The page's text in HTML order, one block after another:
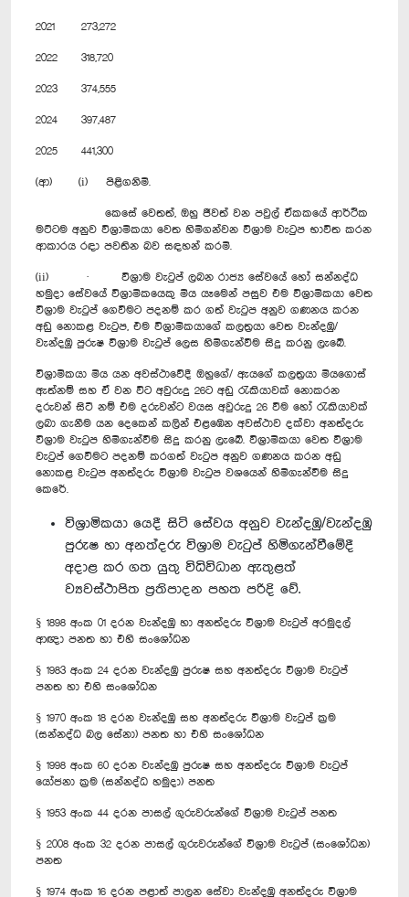
2021 273,272
2022 318,720
2023 374,555
2024 397,487
2025 441,300
(ආ) (i) පිළිගනිමි.
කෙසේ වෙතත්, ඔහු ජීවත් වන පවුල් ඒකකයේ ආර්ථික
මට්ටම අනුව විශ්‍රාමිකයා වෙත හිමිගන්වන විශ්‍රාම වැටුප භාවිත කරන
ආකාරය රඳා පවතින බව සඳහන් කරමි.
(ii) · විශ්‍රාම වැටුප් ලබන රාජ්‍ය සේවයේ හෝ සන්නද්ධ
හමුදා සේවයේ විශ්‍රාමිකයෙකු මිය යෑමෙන් පසුව එම විශ්‍රාමිකයා වෙත
විශ්‍රාම වැටුප් ගෙවීමට පදනම් කර ගත් වැටුප අනුව ගණනය කරන
අඩු නොකළ වැටුප, එම විශ්‍රාමිකයාගේ කලත්‍රයා වෙත වැන්දඹු/
වැන්දඹු පුරුෂ විශ්‍රාම වැටුප් ලෙස හිමිගැන්වීම සිදු කරනු ලැබේ.
විශ්‍රාමිකයා මිය යන අවස්ථාවේදී ඔහුගේ/ ඇයගේ කලත්‍රයා මියගොස්
ඇත්නම් සහ ඒ වන විට අවුරුදු 26ට අඩු රැකියාවක් නොකරන
දරුවන් සිටී නම් එම දරුවන්ට වයස අවුරුදු 26 වීම හෝ රැකියාවක්
ලබා ගැනීම යන දෙකෙන් කලින් එළඹෙන අවස්ථාව දක්වා අනත්දරු
විශ්‍රාම වැටුප හිමිගැන්වීම සිදු කරනු ලැබේ. විශ්‍රාමිකයා වෙත විශ්‍රාම
වැටුප් ගෙවීමට පදනම් කරගත් වැටුප අනුව ගණනය කරන අඩු
නොකළ වැටුප අනත්දරු විශ්‍රාම වැටුප වශයෙන් හිමිගැන්වීම සිදු
කෙරේ.
විශ්‍රාමිකයා යෙදී සිටි සේවය අනුව වැන්දඹු/වැන්දඹු
පුරුෂ හා අනත්දරු විශ්‍රාම වැටුප් හිමිගැන්වීමේදී
අදාළ කර ගත යුතු විධිවිධාන ඇතුළත්
ව්‍යවස්ථාපිත ප්‍රතිපාදන පහත පරිදි වේ.
§ 1898 අංක 01 දරන වැන්දඹු හා අනත්දරු විශ්‍රාම වැටුප් අරමුදල්
ආඥා පනත හා එහි සංශෝධන
§ 1983 අංක 24 දරන වැන්දඹු පුරුෂ සහ අනත්දරු විශ්‍රාම වැටුප්
පනත හා එහි සංශෝධන
§ 1970 අංක 18 දරන වැන්දඹු සහ අනත්දරු විශ්‍රාම වැටුප් ක්‍රම
(සන්නද්ධ බල සේනා) පනත හා එහි සංශෝධන
§ 1998 අංක 60 දරන වැන්දඹු පුරුෂ සහ අනත්දරු විශ්‍රාම වැටුප්
යෝජනා ක්‍රම (සන්නද්ධ හමුදා) පනත
§ 1953 අංක 44 දරන පාසල් ගුරුවරුන්ගේ විශ්‍රාම වැටුප් පනත
§ 2008 අංක 32 දරන පාසල් ගුරුවරුන්ගේ විශ්‍රාම වැටුප් (සංශෝධන)
පනත
§ 1974 අංක 16 දරන පළාත් පාලන සේවා වැන්දඹු අනත්දරු විශ්‍රාම